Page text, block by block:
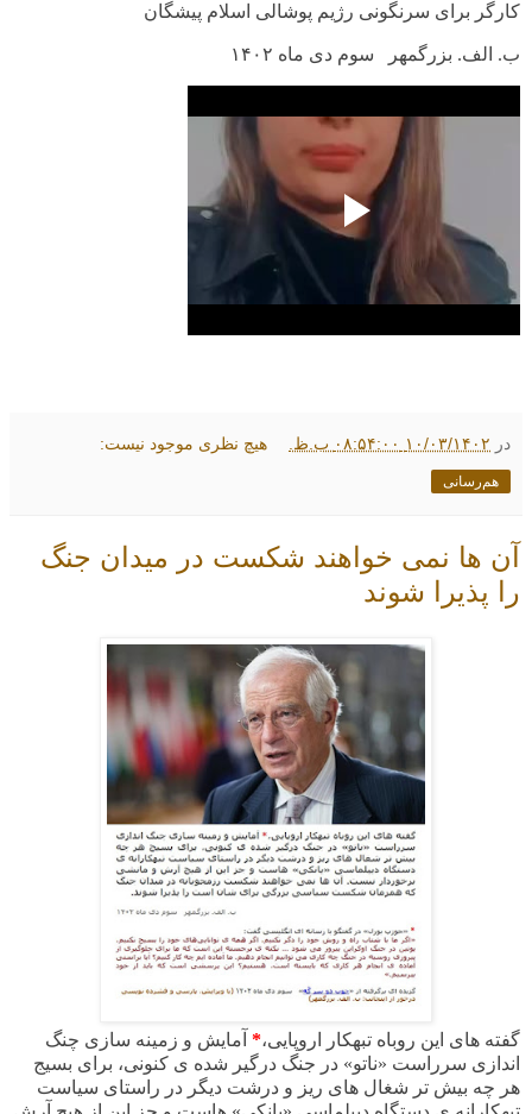
کارگر برای سرنگونی رژیم پوشالی اسلام پیشگان
ب. الف. بزرگمهر سوم دی ماه ۱۴۰۲
در ۱۰/۰۳/۱۴۰۲ ۰۸:۵۴:۰۰ ب.ظ. هیچ نظری موجود نیست:
هم‌رسانی
آن ها نمی خواهند شکست در میدان جنگ
را پذیرا شوند
گفته های این روباه تبهکار اروپایی،* آمایش و زمینه سازی چنگ
اندازی سرراست «ناتو» در جنگ درگیر شده ی کنونی، برای بسیج
هر چه بیش تر شغال های ریز و درشت دیگر در راستای سیاست